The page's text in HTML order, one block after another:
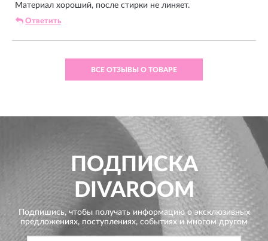
Материал хороший, после стирки не линяет.
Ответить
ВСЕ ОТЗЫВЫ О ТОВАРЕ
ПОДПИСКА
DIVAROOM
Подпишись, чтобы получать информацию о эксклюзивных
предложениях, поступлениях, событиях и многом другом